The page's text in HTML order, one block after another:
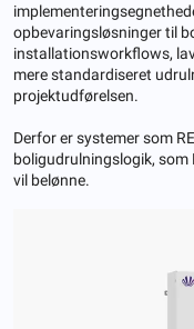
opbevaringsløsninger til
installationsworkflows,
mere standardiseret
projektudførelsen.
Derfor er systemer som
boligudrulningslogik,
vil belønne.